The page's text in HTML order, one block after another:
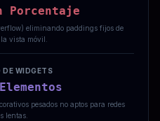
Porcentaje
eliminando paddings fijos de
vista móvil.
WIDGETS
pesados no aptos para redes
lentas.